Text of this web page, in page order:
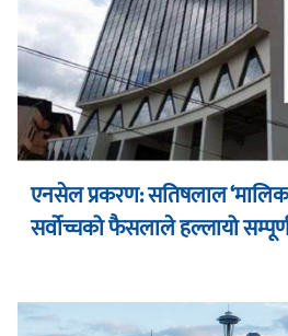
एनसेल प्रकरण: सतिषलाल ‘मालिक’
सर्वोच्चको फैसलाले हल्लायो